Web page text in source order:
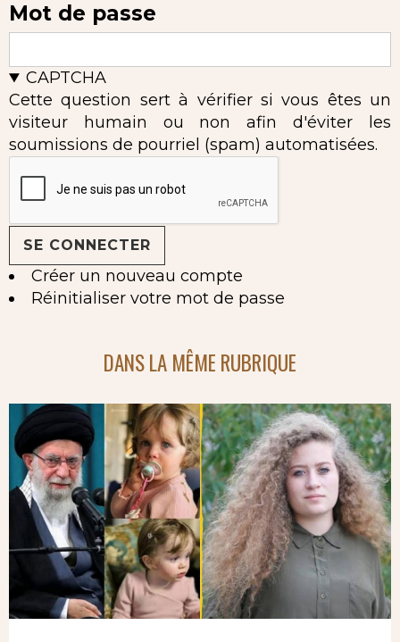
Mot de passe
CAPTCHA
Cette question sert à vérifier si vous êtes un
visiteur humain ou non afin d'éviter les
soumissions de pourriel (spam) automatisées.
Créer un nouveau compte
Réinitialiser votre mot de passe
DANS LA MÊME RUBRIQUE